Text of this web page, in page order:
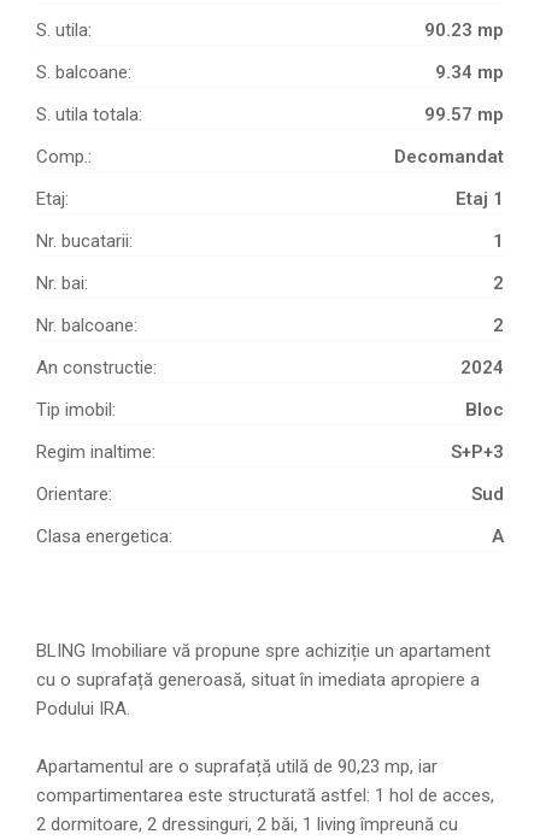
S. utila:
90.23 mp
S. balcoane:
9.34 mp
S. utila totala:
99.57 mp
Comp.:
Decomandat
Etaj:
Etaj 1
Nr. bucatarii:
1
Nr. bai:
2
Nr. balcoane:
2
An constructie:
2024
Tip imobil:
Bloc
Regim inaltime:
S+P+3
Orientare:
Sud
Clasa energetica:
A
BLING Imobiliare vă propune spre achiziție un apartament
cu o suprafață generoasă, situat în imediata apropiere a
Podului IRA.
Apartamentul are o suprafață utilă de 90,23 mp, iar
compartimentarea este structurată astfel: 1 hol de acces,
2 dormitoare, 2 dressinguri, 2 băi, 1 living împreună cu